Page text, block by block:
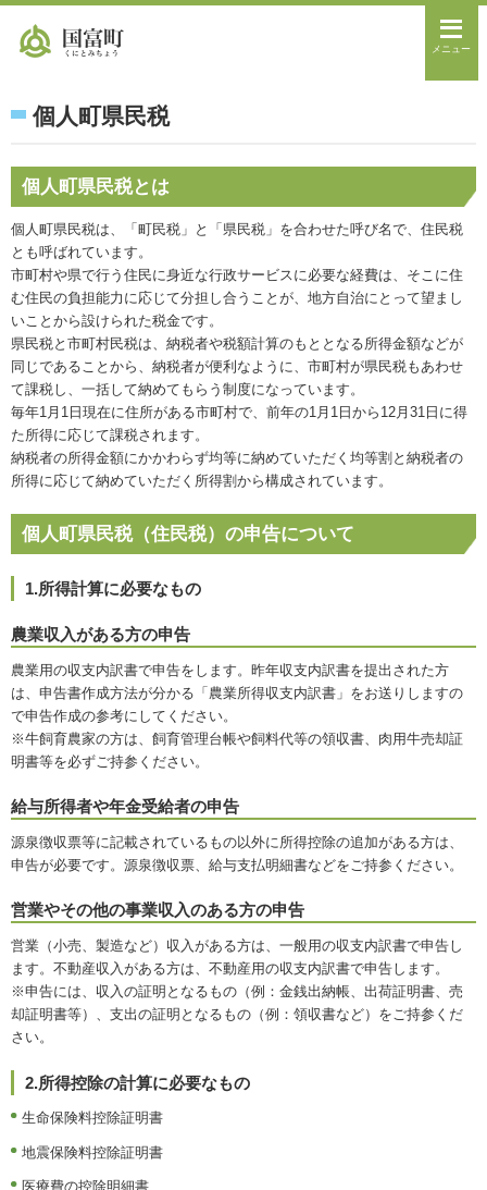
メニュー
個人町県民税
個人町県民税とは
個人町県民税は、「町民税」と「県民税」を合わせた呼び名で、住民税
とも呼ばれています。
市町村や県で行う住民に身近な行政サービスに必要な経費は、そこに住
む住民の負担能力に応じて分担し合うことが、地方自治にとって望まし
いことから設けられた税金です。
県民税と市町村民税は、納税者や税額計算のもととなる所得金額などが
同じであることから、納税者が便利なように、市町村が県民税もあわせ
て課税し、一括して納めてもらう制度になっています。
毎年1月1日現在に住所がある市町村で、前年の1月1日から12月31日に得
た所得に応じて課税されます。
納税者の所得金額にかかわらず均等に納めていただく均等割と納税者の
所得に応じて納めていただく所得割から構成されています。
個人町県民税（住民税）の申告について
1.所得計算に必要なもの
農業収入がある方の申告
農業用の収支内訳書で申告をします。昨年収支内訳書を提出された方
は、申告書作成方法が分かる「農業所得収支内訳書」をお送りしますの
で申告作成の参考にしてください。
※牛飼育農家の方は、飼育管理台帳や飼料代等の領収書、肉用牛売却証
明書等を必ずご持参ください。
給与所得者や年金受給者の申告
源泉徴収票等に記載されているもの以外に所得控除の追加がある方は、
申告が必要です。源泉徴収票、給与支払明細書などをご持参ください。
営業やその他の事業収入のある方の申告
営業（小売、製造など）収入がある方は、一般用の収支内訳書で申告し
ます。不動産収入がある方は、不動産用の収支内訳書で申告します。
※申告には、収入の証明となるもの（例：金銭出納帳、出荷証明書、売
却証明書等）、支出の証明となるもの（例：領収書など）をご持参くだ
さい。
2.所得控除の計算に必要なもの
生命保険料控除証明書
地震保険料控除証明書
医療費の控除明細書